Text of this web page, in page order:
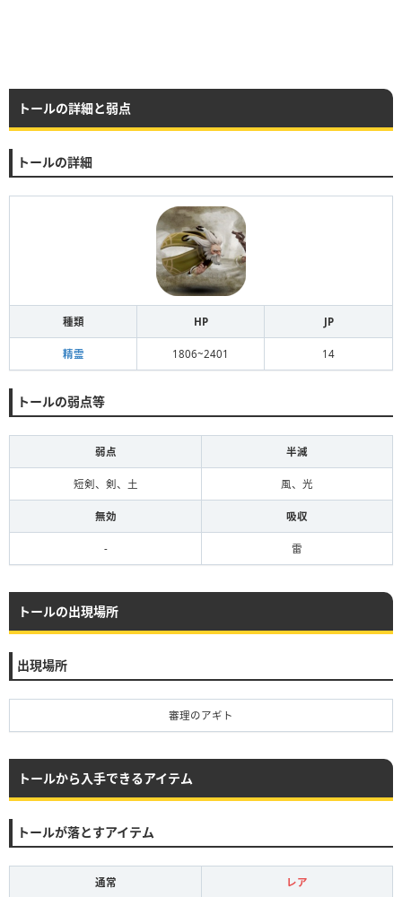
トールの詳細と弱点
トールの詳細
種類 HP JP
精霊 1806~2401 14
トールの弱点等
弱点 半減
短剣、剣、土 風、光
無効 吸収
- 雷
トールの出現場所
出現場所
審理のアギト
トールから入手できるアイテム
トールが落とすアイテム
通常 レア